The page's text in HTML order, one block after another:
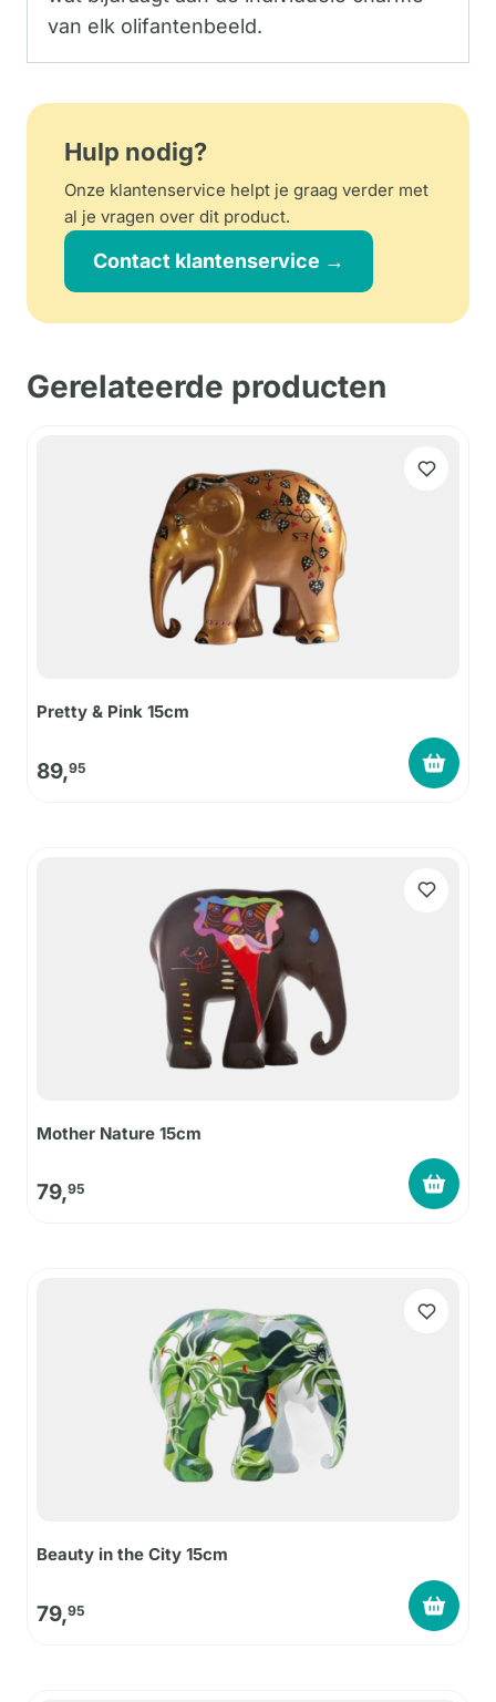
van elk olifantenbeeld.
Hulp nodig?
Onze klantenservice helpt je graag verder met
al je vragen over dit product.
Contact klantenservice →
Gerelateerde producten
Pretty & Pink 15cm
89,95
Mother Nature 15cm
79,95
Beauty in the City 15cm
79,95